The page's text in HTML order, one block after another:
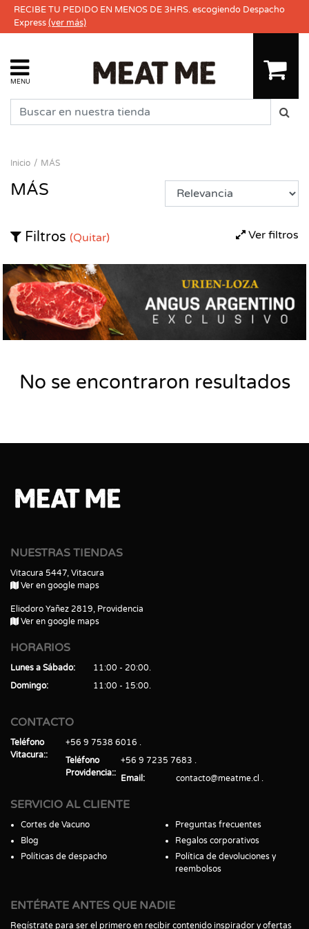
RECIBE TU PEDIDO EN MENOS DE 3HRS. escogiendo Despacho
Express(ver más)
MENU
Inicio MÁS
MÁS
Ver filtros
Filtros (Quitar)
No se encontraron resultados
NUESTRAS TIENDAS
Vitacura 5447, Vitacura
Ver en google maps
Eliodoro Yañez 2819, Providencia
Ver en google maps
HORARIOS
Lunes a Sábado
11:00 - 20:00
Domingo
11:00 - 15:00
CONTACTO
Teléfono
Vitacura:
+56 9 7538 6016
Teléfono
Providencia:
+56 9 7235 7683
Email
contacto@meatme.cl
SERVICIO AL CLIENTE
Cortes de Vacuno
Blog
Políticas de despacho
Preguntas frecuentes
Regalos corporativos
Política de devoluciones y
reembolsos
ENTÉRATE ANTES QUE NADIE
Regístrate para ser el primero en recibir contenido inspirador y ofertas